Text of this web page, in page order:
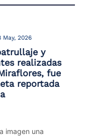
May, 2026
y
realizadas
fue
reportada